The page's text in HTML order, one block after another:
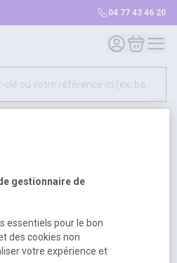
04 77 43 46 20
Mon compte
Mon
gêne occasionée.
Retour à l'accueil
gestionnaire de
essentiels pour le bon
des cookies non
votre expérience et